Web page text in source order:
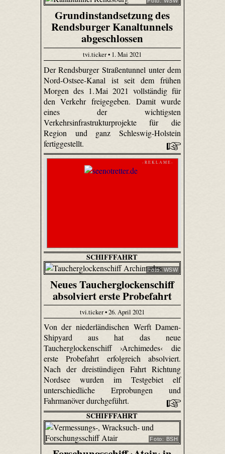
Grundinstandsetzung des
Rendsburger Kanaltunnels
abgeschlossen
tvi.ticker • 1. Mai 2021
Der Rendsburger Straßentunnel unter dem
Nord-Ostsee-Kanal ist seit dem frühen
Morgen des 1. Mai 2021 vollständig für
den Verkehr freigegeben. Damit wurde
eines der wichtigsten
Verkehrsinfrastrukturprojekte für die
Region und ganz Schleswig-Holstein
fertiggestellt.
- R E K L A M E -
SCHIFFFAHRT
Foto: WSW
Neues Taucherglockenschiff
absolviert erste Probefahrt
tvi.ticker • 26. April 2021
Von der niederländischen Werft Damen-
Shipyard aus hat das neue
Taucherglockenschiff ›Archimedes‹ die
erste Probefahrt erfolgreich absolviert.
Nach der dreistündigen Fahrt Richtung
Nordsee wurden im Testgebiet elf
unterschiedliche Erprobungen und
Fahrmanöver durchgeführt.
SCHIFFFAHRT
Foto: BSH